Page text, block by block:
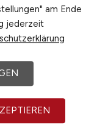
am Ende
jederzeit